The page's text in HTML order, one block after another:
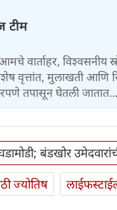
टीम
वार्ताहर, विश्वसनीय
वृत्तांत, मुलाखती आणि
तपासून घेतली
बंडखोर
ज्योतिष